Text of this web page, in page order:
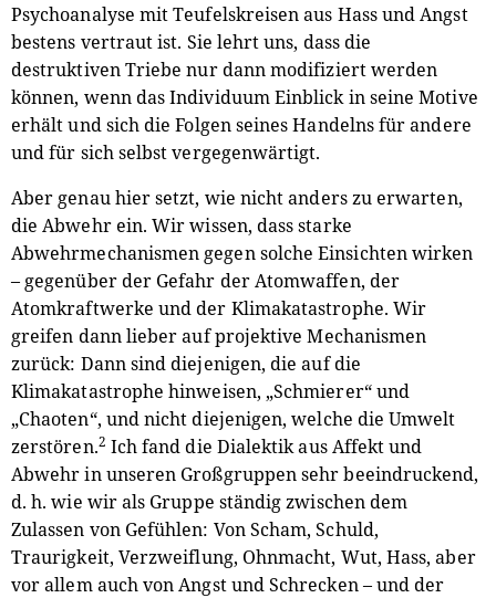
Psychoanalyse mit Teufelskreisen aus Hass und Angst
bestens vertraut ist. Sie lehrt uns, dass die
destruktiven Triebe nur dann modifiziert werden
können, wenn das Individuum Einblick in seine Motive
erhält und sich die Folgen seines Handelns für andere
und für sich selbst vergegenwärtigt.
Aber genau hier setzt, wie nicht anders zu erwarten,
die Abwehr ein. Wir wissen, dass starke
Abwehrmechanismen gegen solche Einsichten wirken
– gegenüber der Gefahr der Atomwaffen, der
Atomkraftwerke und der Klimakatastrophe. Wir
greifen dann lieber auf projektive Mechanismen
zurück: Dann sind diejenigen, die auf die
Klimakatastrophe hinweisen, „Schmierer“ und
„Chaoten“, und nicht diejenigen, welche die Umwelt
zerstören.2 Ich fand die Dialektik aus Affekt und
Abwehr in unseren Großgruppen sehr beeindruckend,
d. h. wie wir als Gruppe ständig zwischen dem
Zulassen von Gefühlen: Von Scham, Schuld,
Traurigkeit, Verzweiflung, Ohnmacht, Wut, Hass, aber
vor allem auch von Angst und Schrecken – und der